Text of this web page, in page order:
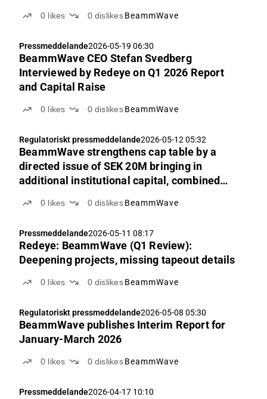
0 likes 0 dislikes BeammWave
Pressmeddelande2026-05-19 06:30
BeammWave CEO Stefan Svedberg
Interviewed by Redeye on Q1 2026 Report
and Capital Raise
0 likes 0 dislikes BeammWave
Regulatoriskt pressmeddelande2026-05-12 05:32
BeammWave strengthens cap table by a
directed issue of SEK 20M bringing in
additional institutional capital, combined
51.7M for current owners on identical terms
0 likes 0 dislikes BeammWave
Pressmeddelande2026-05-11 08:17
Redeye: BeammWave (Q1 Review):
Deepening projects, missing tapeout details
0 likes 0 dislikes BeammWave
Regulatoriskt pressmeddelande2026-05-08 05:30
BeammWave publishes Interim Report for
January-March 2026
0 likes 0 dislikes BeammWave
Pressmeddelande2026-04-17 10:10